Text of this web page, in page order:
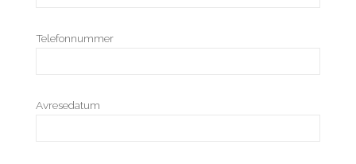
Telefonnummer
Avresedatum